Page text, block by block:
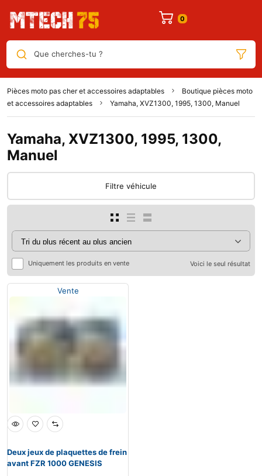
Que cherches-tu ?
Pièces moto pas cher et accessoires adaptables
Boutique pièces moto
et accessoires adaptables
Yamaha, XVZ1300, 1995, 1300, Manuel
Yamaha, XVZ1300, 1995, 1300,
Manuel
Filtre véhicule
Uniquement les produits en vente Voici le seul résultat
Vente
Deux jeux de plaquettes de frein
avant FZR 1000 GENESIS